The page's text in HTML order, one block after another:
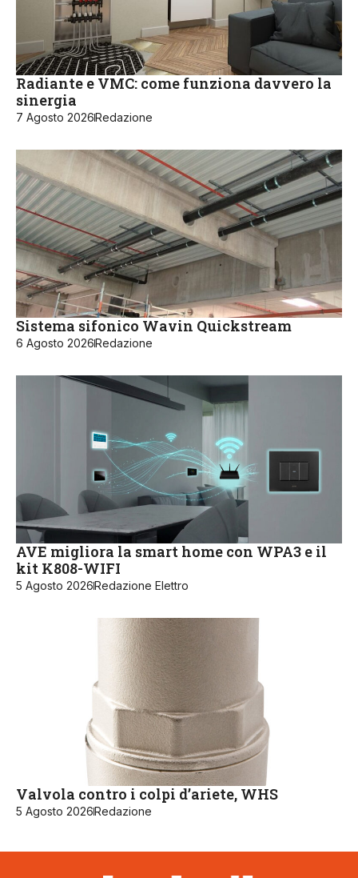
Radiante e VMC: come funziona davvero la
sinergia
7 Agosto 2026Redazione
Sistema sifonico Wavin Quickstream
6 Agosto 2026Redazione
AVE migliora la smart home con WPA3 e il
kit K808-WIFI
5 Agosto 2026Redazione Elettro
Valvola contro i colpi d’ariete, WHS
5 Agosto 2026Redazione